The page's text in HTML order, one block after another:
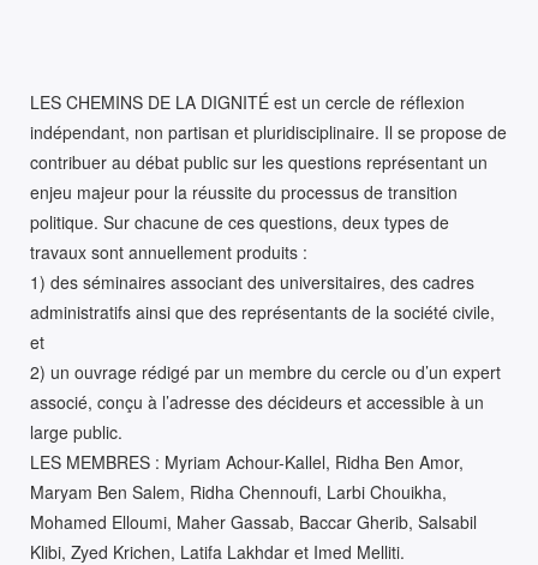
LES CHEMINS DE LA DIGNITÉ est un cercle de réflexion
indépendant, non partisan et pluridisciplinaire. Il se propose de
contribuer au débat public sur les questions représentant un
enjeu majeur pour la réussite du processus de transition
politique. Sur chacune de ces questions, deux types de
travaux sont annuellement produits :
1) des séminaires associant des universitaires, des cadres
administratifs ainsi que des représentants de la société civile,
et
2) un ouvrage rédigé par un membre du cercle ou d’un expert
associé, conçu à l’adresse des décideurs et accessible à un
large public.
LES MEMBRES : Myriam Achour-Kallel, Ridha Ben Amor,
Maryam Ben Salem, Ridha Chennoufi, Larbi Chouikha,
Mohamed Elloumi, Maher Gassab, Baccar Gherib, Salsabil
Klibi, Zyed Krichen, Latifa Lakhdar et Imed Melliti.